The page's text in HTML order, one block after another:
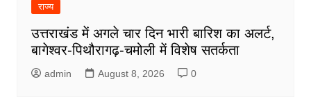
राज्य
उत्तराखंड में अगले चार दिन भारी बारिश का अलर्ट,
बागेश्वर-पिथौरागढ़-चमोली में विशेष सतर्कता
admin August 8, 2026 0